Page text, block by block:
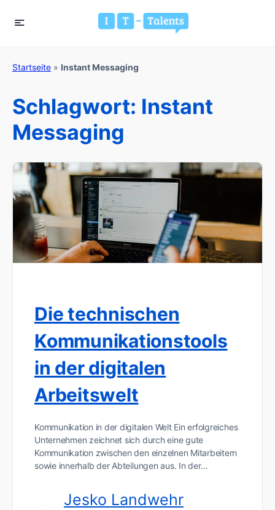
Startseite » Instant Messaging
Schlagwort: Instant
Messaging
Die technischen
Kommunikationstools
in der digitalen
Arbeitswelt
Kommunikation in der digitalen Welt Ein erfolgreiches
Unternehmen zeichnet sich durch eine gute
Kommunikation zwischen den einzelnen Mitarbeitern
sowie innerhalb der Abteilungen aus. In der…
Jesko Landwehr